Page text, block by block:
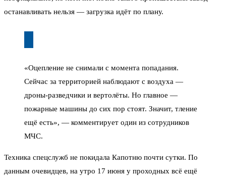
останавливать нельзя — загрузка идёт по плану.
«Оцепление не снимали с момента попадания.
Сейчас за территорией наблюдают с воздуха —
дроны-разведчики и вертолёты. Но главное —
пожарные машины до сих пор стоят. Значит, тление
ещё есть», — комментирует один из сотрудников
МЧС.
Техника спецслужб не покидала Капотню почти сутки. По
данным очевидцев, на утро 17 июня у проходных всё ещё